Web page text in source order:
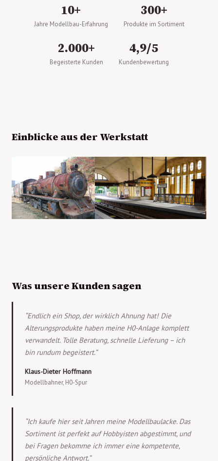
10+
Jahre Modellbau-Erfahrung
300+
Produkte im Sortiment
2.000+
Begeisterte Kunden
4,9/5
Kundenbewertung
Einblicke aus der Werkstatt
Was unsere Kunden sagen
“Endlich ein Shop, der wirklich Ahnung hat! Die
Alterungsprodukte haben meine H0-Anlage komplett
verwandelt. Tolle Beratung, schnelle Lieferung – ich
bin rundum begeistert.”
Klaus-Dieter Hoffmann
Modellbahner, H0-Spur
“Ich kaufe hier seit Jahren meine Modellbaulacke. Das
Sortiment ist perfekt auf Hobbyisten abgestimmt, und
bei Fragen bekomme ich immer eine kompetente,
persönliche Antwort.”